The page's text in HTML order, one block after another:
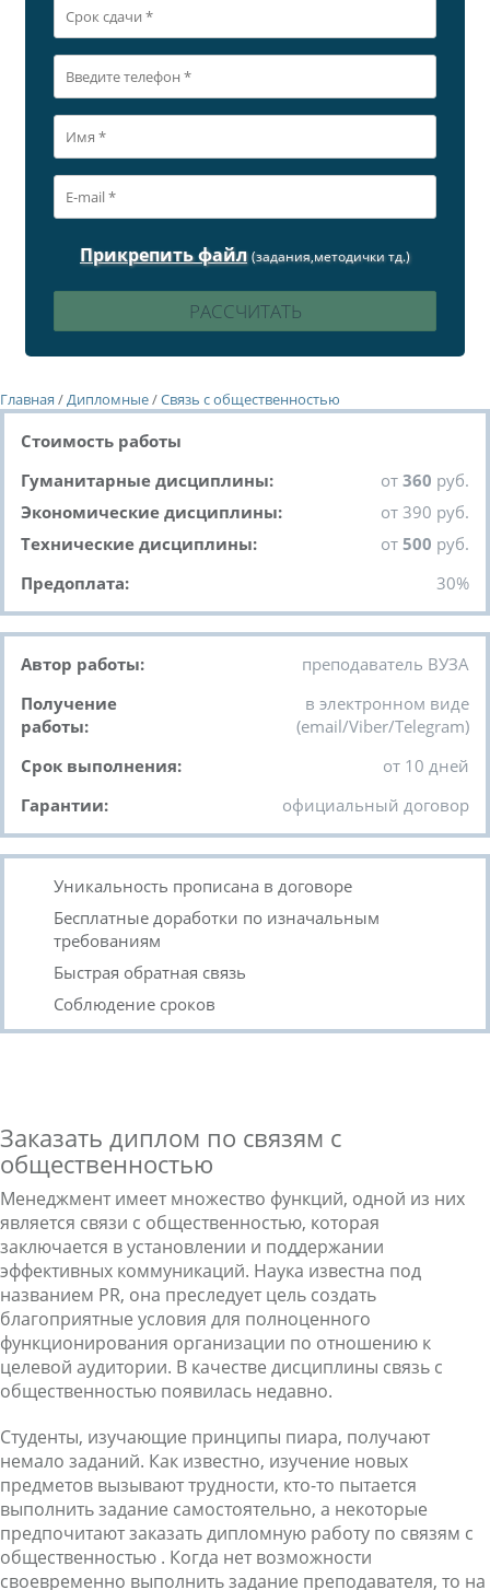
Прикрепить файл (задания,методички тд.)
Главная /Дипломные/Связь с общественностью
Стоимость работы
Гуманитарные дисциплины:
от 360 руб.
Экономические дисциплины:
от 390 руб.
Технические дисциплины:
от 500 руб.
Предоплата:
30%
Автор работы:
преподаватель ВУЗА
Получение
работы:
в электронном виде
(email/Viber/Telegram)
Срок выполнения:
от 10 дней
Гарантии:
официальный договор
Уникальность прописана в договоре
Бесплатные доработки по изначальным
требованиям
Быстрая обратная связь
Соблюдение сроков
Заказать диплом по связям с
общественностью
Менеджмент имеет множество функций, одной из них
является связи с общественностью, которая
заключается в установлении и поддержании
эффективных коммуникаций. Наука известна под
названием PR, она преследует цель создать
благоприятные условия для полноценного
функционирования организации по отношению к
целевой аудитории. В качестве дисциплины связь с
общественностью появилась недавно.
Студенты, изучающие принципы пиара, получают
немало заданий. Как известно, изучение новых
предметов вызывают трудности, кто-то пытается
выполнить задание самостоятельно, а некоторые
предпочитают заказать дипломную работу по связям с
общественностью . Когда нет возможности
своевременно выполнить задание преподавателя, то на